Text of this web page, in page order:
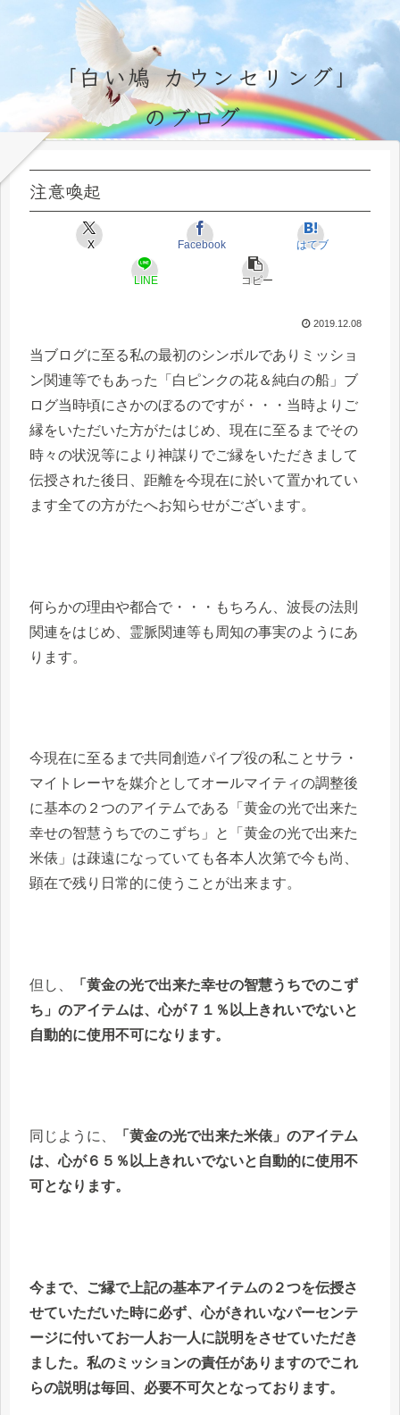
「白い鳩 カウンセリング」
のブログ
注意喚起
X Facebook はてブ
LINE コピー
2019.12.08
当ブログに至る私の最初のシンボルでありミッショ
ン関連等でもあった「白ピンクの花＆純白の船」ブ
ログ当時頃にさかのぼるのですが・・・当時よりご
縁をいただいた方がたはじめ、現在に至るまでその
時々の状況等により神謀りでご縁をいただきまして
伝授された後日、距離を今現在に於いて置かれてい
ます全ての方がたへお知らせがございます。
何らかの理由や都合で・・・もちろん、波長の法則
関連をはじめ、霊脈関連等も周知の事実のようにあ
ります。
今現在に至るまで共同創造パイプ役の私ことサラ・
マイトレーヤを媒介としてオールマイティの調整後
に基本の２つのアイテムである「黄金の光で出来た
幸せの智慧うちでのこずち」と「黄金の光で出来た
米俵」は疎遠になっていても各本人次第で今も尚、
顕在で残り日常的に使うことが出来ます。
但し、
「黄金の光で出来た幸せの智慧うちでのこず
ち」のアイテムは、心が７１％以上きれいでないと
自動的に使用不可になります。
同じように、
「黄金の光で出来た米俵」のアイテム
は、心が６５％以上きれいでないと自動的に使用不
可となります。
今まで、ご縁で上記の基本アイテムの２つを伝授さ
せていただいた時に必ず、心がきれいなパーセンテ
ージに付いてお一人お一人に説明をさせていただき
ました。私のミッションの責任がありますのでこれ
らの説明は毎回、必要不可欠となっております。